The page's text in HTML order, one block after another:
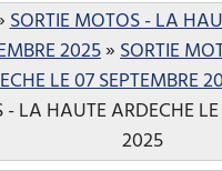
SORTIE MOTOS - LA
2025»SORTIE
LE 07 SEPTEMBRE
LA HAUTE ARDECHE
2025